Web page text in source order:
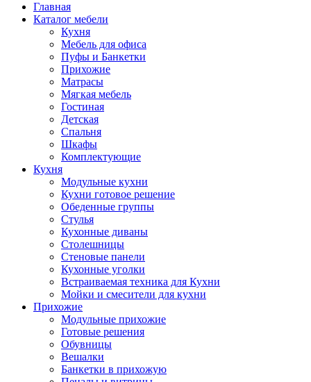
Главная
Каталог мебели
Кухня
Мебель для офиса
Пуфы и Банкетки
Прихожие
Матрасы
Мягкая мебель
Гостиная
Детская
Спальня
Шкафы
Комплектующие
Кухня
Модульные кухни
Кухни готовое решение
Обеденные группы
Стулья
Кухонные диваны
Столешницы
Стеновые панели
Кухонные уголки
Встраиваемая техника для Кухни
Мойки и смесители для кухни
Прихожие
Модульные прихожие
Готовые решения
Обувницы
Вешалки
Банкетки в прихожую